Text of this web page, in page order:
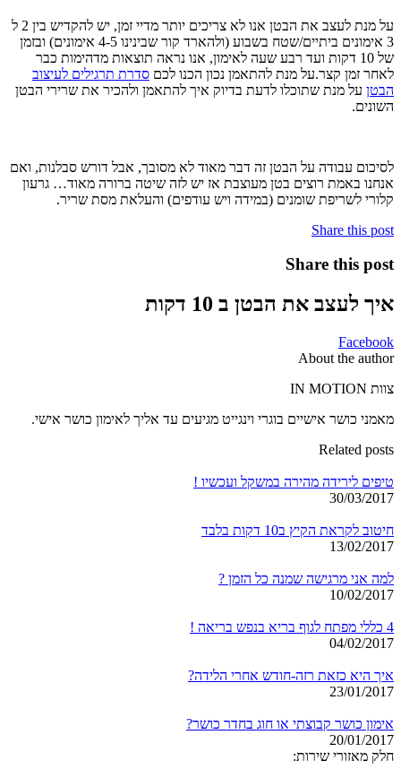
על מנת לעצב את הבטן אנו לא צריכים יותר מדיי זמן, יש להקדיש בין 2 ל
3 אימונים ביתיים/שטח בשבוע (ולהארד קור שבינינו 4-5 אימונים) ובזמן
של 10 דקות ועד רבע שעה לאימון, אנו נראה תוצאות מדהימות כבר
לאחר זמן קצר.על מנת להתאמן נכון הכנו לכם סדרת תרגילים לעיצוב
הבטן על מנת שתוכלו לדעת בדיוק איך להתאמן ולהכיר את שרירי הבטן
השונים.
לסיכום עבודה על הבטן זה דבר מאוד לא מסובך, אבל דורש סבלנות, ואם
אנחנו באמת רוצים בטן מעוצבת אז יש לזה שיטה ברורה מאוד… גרעון
קלורי לשריפת שומנים (במידה ויש עודפים) והעלאת מסת שריר.
Share this post
Share this post
איך לעצב את הבטן ב 10 דקות
Facebook
About the author
צוות IN MOTION
מאמני כושר אישיים בוגרי וינגייט מגיעים עד אליך לאימון כושר אישי.
Related posts
טיפים לירידה מהירה במשקל ועכשיו !
30/03/2017
חיטוב לקראת הקיץ ב10 דקות בלבד
13/02/2017
למה אני מרגישה שמנה כל הזמן ?
10/02/2017
4 כללי מפתח לגוף בריא בנפש בריאה !
04/02/2017
איך היא כזאת רזה-חודש אחרי הלידה?
23/01/2017
אימון כושר קבוצתי או חוג בחדר כושר?
20/01/2017
חלק מאזורי שירות: